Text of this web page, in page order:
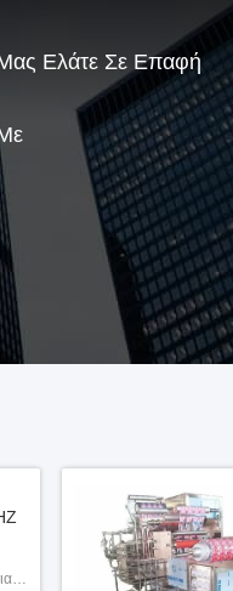
Ελάτε Σε Επαφή